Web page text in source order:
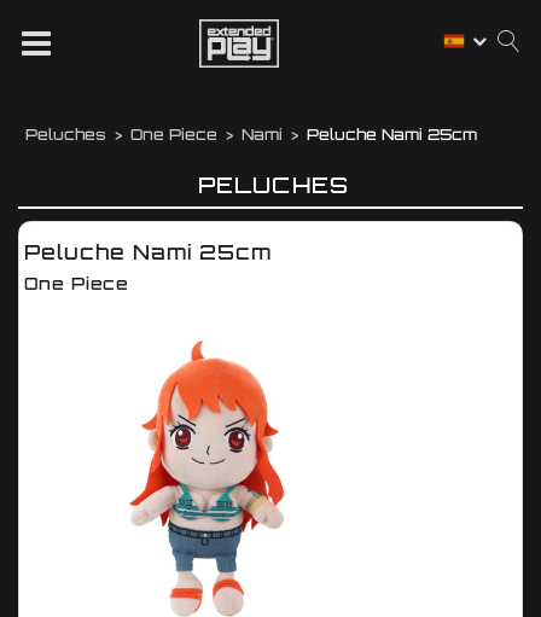
Peluches One Piece Nami Peluche Nami 25cm
PELUCHES
Peluche Nami 25cm
One Piece